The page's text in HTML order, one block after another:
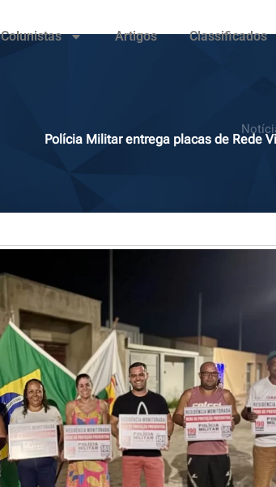
Colunistas Artigos Classificados
Polícia Militar entrega placas de Rede